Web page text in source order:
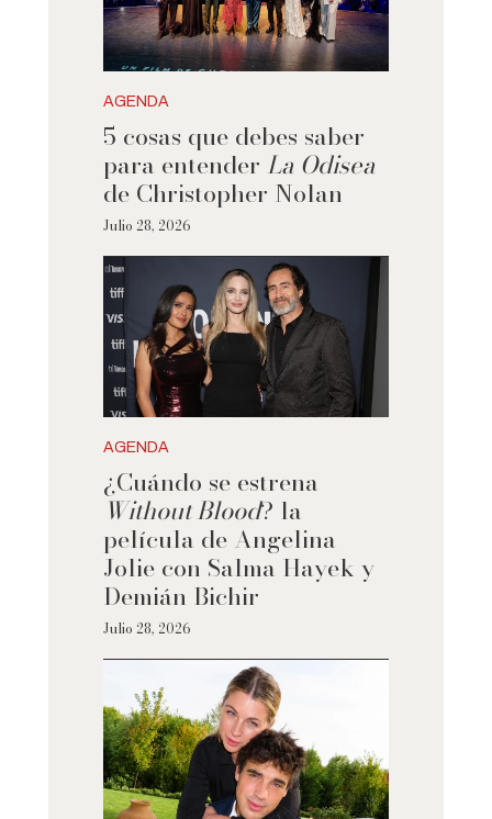
AGENDA
5 cosas que debes saber
para entender La Odisea
de Christopher Nolan
Julio 28, 2026
AGENDA
¿Cuándo se estrena
Without Blood? la
película de Angelina
Jolie con Salma Hayek y
Demián Bichir
Julio 28, 2026